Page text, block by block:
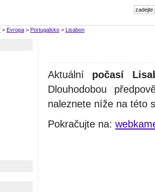
> Evropa > Portugalsko > Lisabon
Aktuální počasí
Dlouhodobou
naleznete níže na této
Pokračujte na: